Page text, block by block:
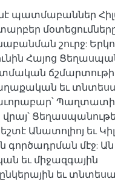
պատմաբաններ
մօտեցումները
շուրջ:
Հայոց
եւ
Պաղտատի
վրայ՝
Անատոլիոյ եւ
գործադրման մէջ:
եւ միջազգային
եւ